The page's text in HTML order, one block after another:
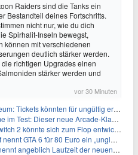
Raiders sind die Tanks ein
Bestandteil deines Fortschritts.
nicht nur, wie du dich
Spirhalit-Inseln bewegst,
können mit verschiedenen
deutlich stärker werden.
richtigen Upgrades einen
stärker werden und
vor 30 Minuten
Tickets könnten für ungültig erklärt werden!
Dieser neue Arcade-Klassiker verzeiht dir gar nichts
2 könnte sich zum Flop entwickeln
6 für 80 Euro ein „unglaubliches Schnäppchen“
Laufzeit der neuen Gameplay-Präsentation